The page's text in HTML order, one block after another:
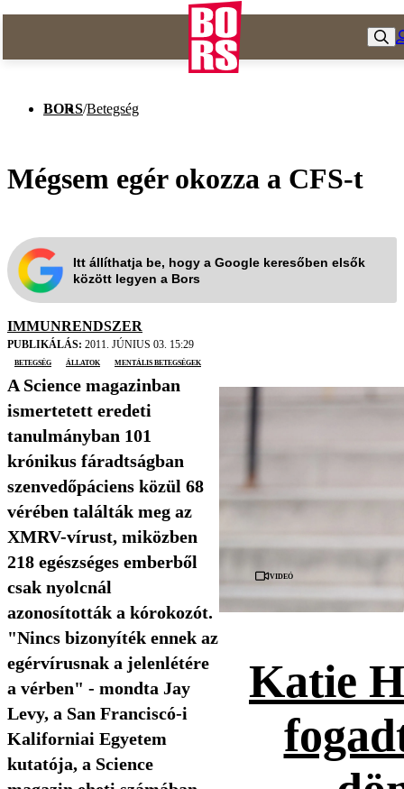
BORS/Betegség
Mégsem egér okozza a CFS-t
Itt állíthatja be, hogy a Google keresőben elsők
között legyen a Bors
IMMUNRENDSZER
PUBLIKÁLÁS: 2011. JÚNIUS 03. 15:29
betegség
állatok Mentális betegségek
A Science magazinban
ismertetett eredeti
tanulmányban 101
krónikus fáradtságban
szenvedőpáciens közül 68
vérében találták meg az
XMRV-vírust, miközben
218 egészséges emberből
csak nyolcnál
azonosították a kórokozót.
"Nincs bizonyíték ennek az
egérvírusnak a jelenlétére
a vérben" - mondta Jay
Levy, a San Franciscó-i
Kaliforniai Egyetem
kutatója, a Science
Videó
Katie